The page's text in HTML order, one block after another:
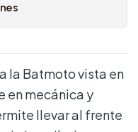
la Batmoto vista en
en mecánica y
llevar al frente